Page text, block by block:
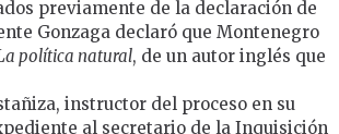
previamente de la declaración de
Gonzaga declaró que Montenegro
política natural, de un autor inglés que
instructor del proceso en su
al secretario de la Inquisición